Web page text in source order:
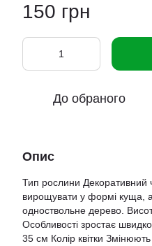
150 грн
До обраного
Опис
Тип рослини Декоративний
вирощувати у формі куща,
одноствольне дерево.
Особливості зростає
35 см Колір квітки